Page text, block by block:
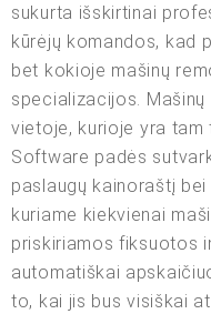
sukurta išskirtinai
kūrėjų komandos, kad
bet kokioje mašinų
specializacijos.
vietoje, kurioje yra tam
Software padės
paslaugų kainoraštį
kuriame kiekvienai
priskiriamos fiksuotos
automatiškai
to, kai jis bus visiškai